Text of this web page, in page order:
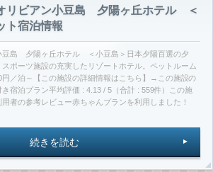
リビアン小豆島 夕陽ヶ丘ホテル ＜
ト宿泊情報
島 夕陽ヶ丘ホテル ＜小豆島＞日本夕陽百選の夕
ポーツ施設の充実したリゾートホテル。ペットルーム
／泊～【この施設の詳細情報はこちら】→この施設の
宿泊プラン平均評価 : 4.13 / 5（合計 : 559件）この施
者の参考レビュー赤ちゃんプランを利用しました！
続きを読む